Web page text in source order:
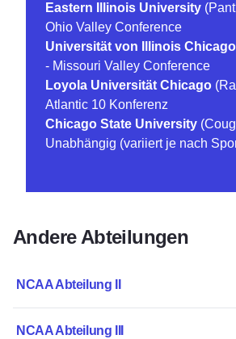
Eastern Illinois University
Ohio Valley Conference
Universität von Illinois Chicago
- Missouri Valley Conference
Loyola Universität Chicago
Atlantic 10 Konferenz
Chicago State University
Unabhängig (variiert je nach
Andere Abteilungen
NCAA Abteilung II
NCAA Abteilung III